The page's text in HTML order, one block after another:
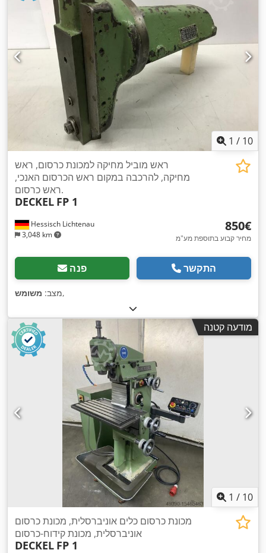
1 / 10
Hessisch Lichtenau
3,048 km
ראש מוביל מחיקה למכונת כרסום, ראש
מחיקה, להרכבה במקום ראש הכרסום האנכי,
ראש כרסום.
DECKEL FP 1
‏850 ‏€
מחיר קבוע בתוספת מע"מ
פנה התקשר
מצב: משומש ,
מודעה קטנה
1 / 10
מכונת כרסום כלים אוניברסלית, מכונת כרסום
אוניברסלית, מכונת קידוח-כרסום
DECKEL FP 1